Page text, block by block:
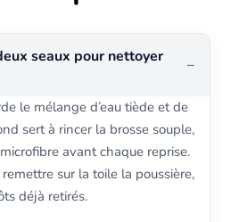
seaux pour nettoyer
le mélange d’eau tiède et de
sert à rincer la brosse souple,
avant chaque reprise.
sur la toile la poussière,
déjà retirés.